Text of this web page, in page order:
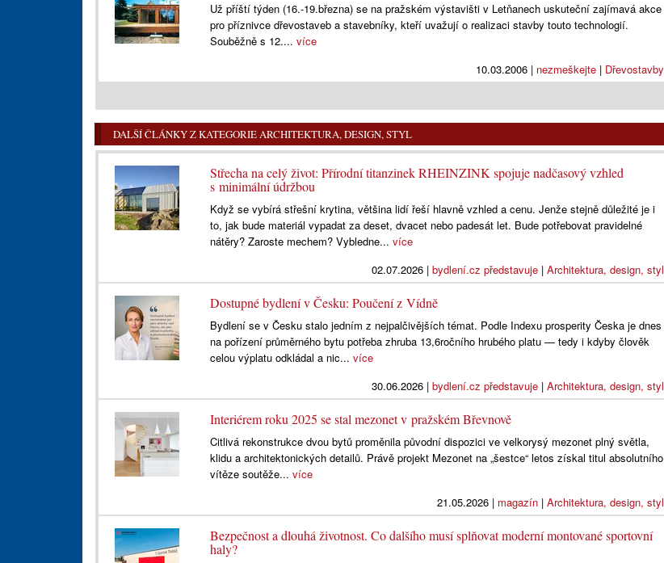
Už příští týden (16.-19.března) se na pražském výstavišti v Letňanech uskuteční zajímavá akce
pro příznivce dřevostaveb a stavebníky, kteří uvažují o realizaci stavby touto technologií.
Souběžně s 12....více
10.03.2006| nezmeškejte| Dřevostavby
DALŠÍ ČLÁNKY Z KATEGORIE ARCHITEKTURA, DESIGN, STYL
Střecha na celý život: Přírodní titanzinek RHEINZINK spojuje nadčasový vzhled
s minimální údržbou
Když se vybírá střešní krytina, většina lidí řeší hlavně vzhled a cenu. Jenže stejně důležité je i
to, jak bude materiál vypadat za deset, dvacet nebo padesát let. Bude potřebovat pravidelné
nátěry? Zaroste mechem? Vybledne...více
02.07.2026| bydlení.cz představuje| Architektura, design, styl
Dostupné bydlení v Česku: Poučení z Vídně
Bydlení se v Česku stalo jedním z nejpalčivějších témat. Podle Indexu prosperity Česka je dnes
na pořízení průměrného bytu potřeba zhruba 13,6ročního hrubého platu — tedy i kdyby člověk
celou výplatu odkládal a nic...více
30.06.2026| bydlení.cz představuje| Architektura, design, styl
Interiérem roku 2025 se stal mezonet v pražském Břevnově
Citlivá rekonstrukce dvou bytů proměnila původní dispozici ve velkorysý mezonet plný světla,
klidu a architektonických detailů. Právě projekt Mezonet na „šestce“ letos získal titul absolutního
vítěze soutěže...více
21.05.2026| magazín| Architektura, design, styl
Bezpečnost a dlouhá životnost. Co dalšího musí splňovat moderní montované sportovní
haly?